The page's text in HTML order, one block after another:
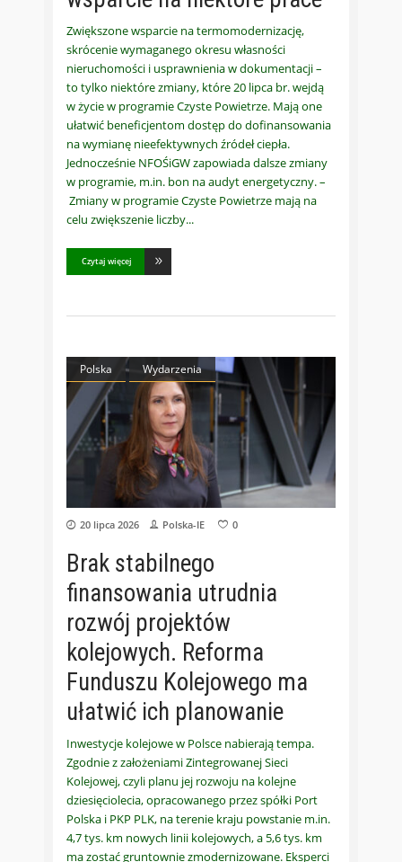
Zwiększone wsparcie na termomodernizację,
skrócenie wymaganego okresu własności
nieruchomości i usprawnienia w dokumentacji –
to tylko niektóre zmiany, które 20 lipca br. wejdą
w życie w programie Czyste Powietrze. Mają one
ułatwić beneficjentom dostęp do dofinansowania
na wymianę nieefektywnych źródeł ciepła.
Jednocześnie NFOŚiGW zapowiada dalsze zmiany
w programie, m.in. bon na audyt energetyczny. –
Zmiany w programie Czyste Powietrze mają na
celu zwiększenie liczby
Czytaj więcej
Polska Wydarzenia
20 lipca 2026 Polska-IE 0
Brak stabilnego
finansowania utrudnia
rozwój projektów
kolejowych. Reforma
Funduszu Kolejowego ma
ułatwić ich planowanie
Inwestycje kolejowe w Polsce nabierają tempa.
Zgodnie z założeniami Zintegrowanej Sieci
Kolejowej, czyli planu jej rozwoju na kolejne
dziesięciolecia, opracowanego przez spółki Port
Polska i PKP PLK, na terenie kraju powstanie m.in.
4,7 tys. km nowych linii kolejowych, a 5,6 tys. km
ma zostać gruntownie zmodernizowane. Eksperci